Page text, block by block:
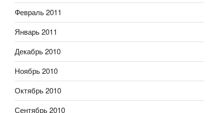
Февраль 2011
Январь 2011
Декабрь 2010
Ноябрь 2010
Октябрь 2010
Сентябрь 2010